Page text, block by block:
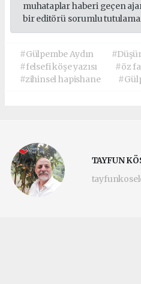
muhataplar haberi geçen
bir editörü sorumlu
#Gülpembe Aydın
#felsefi köşe yazısı
#öz
#zihinsel hapishane
TAYFUN